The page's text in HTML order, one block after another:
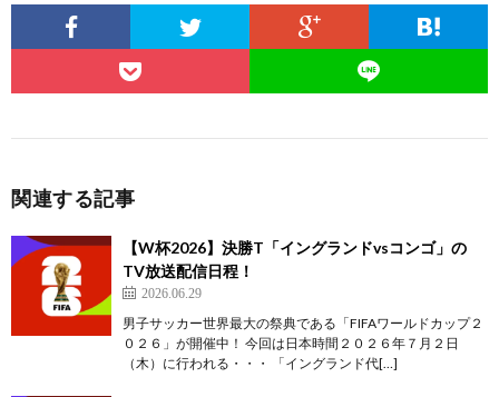
関連する記事
【W杯2026】決勝T「イングランドvsコンゴ」の
TV放送配信日程！
2026.06.29
男子サッカー世界最大の祭典である「FIFAワールドカップ２
０２６」が開催中！ 今回は日本時間２０２６年７月２日
（木）に行われる・・・ 「イングランド代[…]